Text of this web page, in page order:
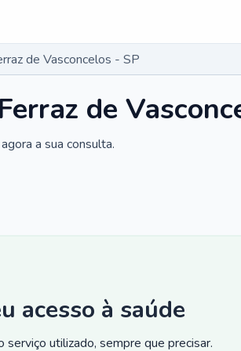
de Vasconcelos - SP
de
a sua consulta.
acesso à saúde
utilizado, sempre que precisar.